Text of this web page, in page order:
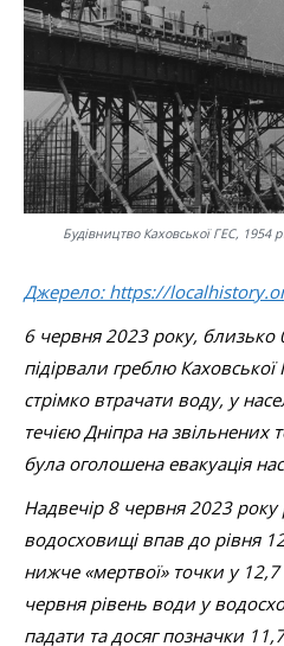
Будівництво Каховської ГЕС,
Джерело: https://
6 червня 2023 року, близько
підірвали греблю
стрімко втрачати воду, у
течією Дніпра на звільнених
була оголошена евакуація
Надвечір 8 червня 2023 року
водосховищі впав до рівня
нижче «мертвої» точки у
червня рівень води у
падати та досяг позначки